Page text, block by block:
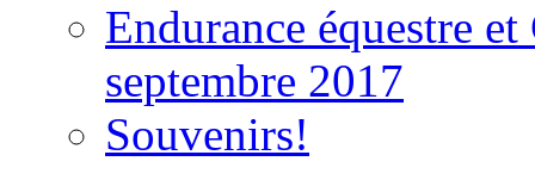
Endurance équestre
septembre 2017
Souvenirs!